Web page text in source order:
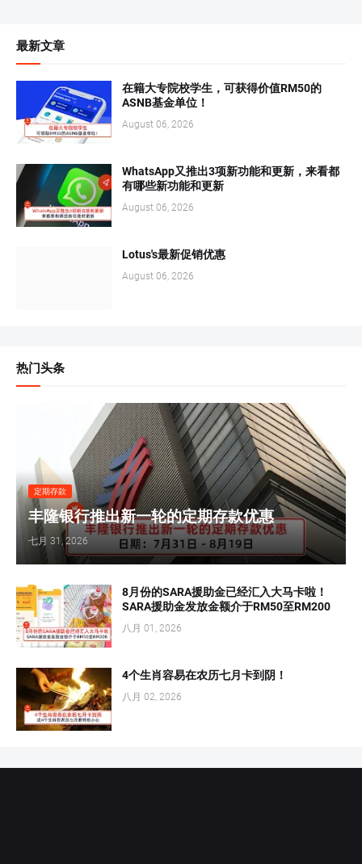
最新文章
在籍大专院校学生，可获得价值RM50的
ASNB基金单位！
August 06, 2026
WhatsApp又推出3项新功能和更新，来看都
有哪些新功能和更新
August 06, 2026
Lotus's最新促销优惠
August 06, 2026
热门头条
定期存款
丰隆银行推出新一轮的定期存款优惠
七月 31, 2026
8月份的SARA援助金已经汇入大马卡啦！
SARA援助金发放金额介于RM50至RM200
八月 01, 2026
4个生肖容易在农历七月卡到阴！
八月 02, 2026